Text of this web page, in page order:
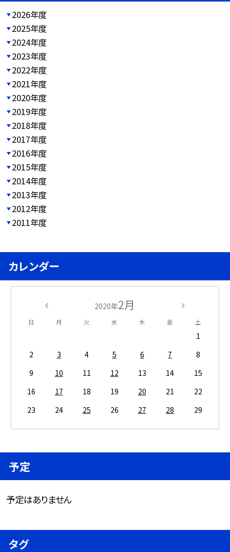
2026年度
2025年度
2024年度
2023年度
2022年度
2021年度
2020年度
2019年度
2018年度
2017年度
2016年度
2015年度
2014年度
2013年度
2012年度
2011年度
カレンダー
2020年2月
日 月 火 水 木 金 土
1
2
3 4 5 6 7
8
9
10 11 12 13 14
15
16
17 18 19 20 21
22
23
24 25 26 27 28 29
予定
予定はありません
タグ